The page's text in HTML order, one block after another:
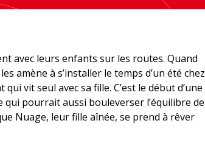
avec leurs enfants sur les routes. Quand
amène à s’installer le temps d’un été chez
vit seul avec sa fille. C’est le début d’une
qui pourrait aussi bouleverser l’équilibre de
Nuage, leur fille aînée, se prend à rêver